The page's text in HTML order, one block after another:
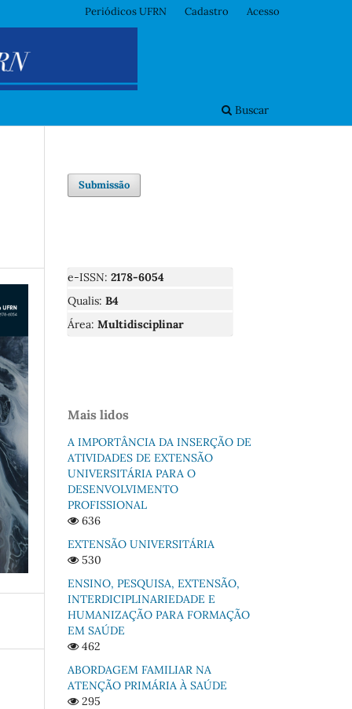
Buscar
Periódicos UFRN Cadastro Acesso
Submissão
e-ISSN: 2178-6054
Qualis: B4
Área: Multidisciplinar
Mais lidos
A IMPORTÂNCIA DA INSERÇÃO DE
ATIVIDADES DE EXTENSÃO
UNIVERSITÁRIA PARA O
DESENVOLVIMENTO
PROFISSIONAL
636
EXTENSÃO UNIVERSITÁRIA
530
ENSINO, PESQUISA, EXTENSÃO,
INTERDICIPLINARIEDADE E
HUMANIZAÇÃO PARA FORMAÇÃO
EM SAÚDE
462
ABORDAGEM FAMILIAR NA
ATENÇÃO PRIMÁRIA À SAÚDE
295